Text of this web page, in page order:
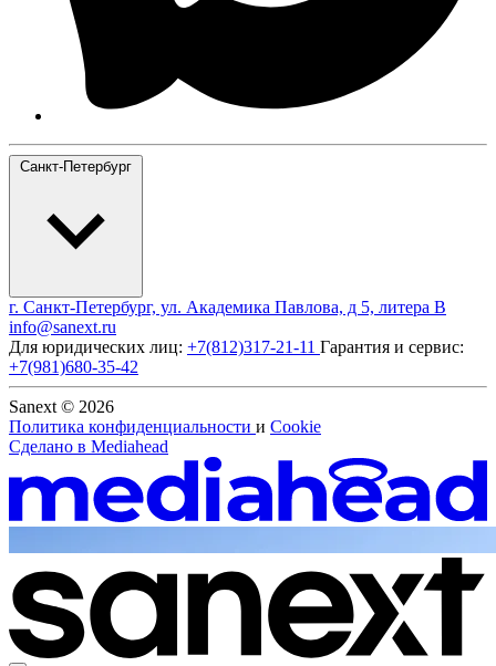
Санкт-Петербург
г. Санкт-Петербург, ул. Академика Павлова, д 5, литера В
info@sanext.ru
Для юридических лиц: +7(812)317-21-11 Гарантия и сервис:
+7(981)680-35-42
Sanext © 2026
Политика конфиденциальности и Cookie
Сделано в Mediahead